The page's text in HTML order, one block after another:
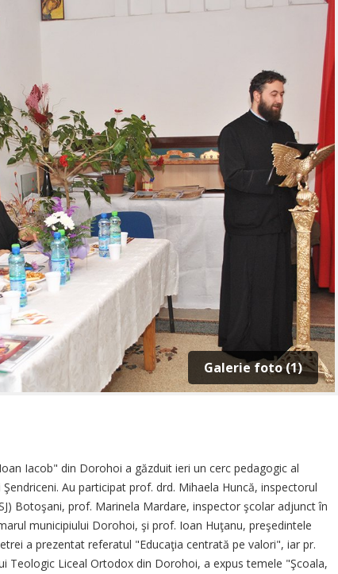
Galerie foto (1)
Iacob" din Dorohoi a găzduit ieri un cerc pedagogic al
Au participat prof. drd. Mihaela Huncă, inspectorul
Botoşani, prof. Marinela Mardare, inspector şcolar adjunct în
municipiului Dorohoi, şi prof. Ioan Huţanu, preşedintele
a prezentat referatul "Educaţia centrată pe valori", iar pr.
Teologic Liceal Ortodox din Dorohoi, a expus temele "Şcoala,